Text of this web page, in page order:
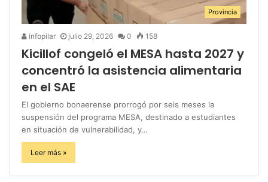
Provincia
infopilar julio 29, 2026 0 158
Kicillof congeló el MESA hasta 2027 y
concentró la asistencia alimentaria
en el SAE
El gobierno bonaerense prorrogó por seis meses la
suspensión del programa MESA, destinado a estudiantes
en situación de vulnerabilidad, y…
Leer más »